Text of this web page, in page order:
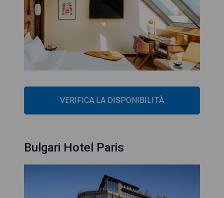
VERIFICA LA DISPONIBILITÀ
Bulgari Hotel Paris